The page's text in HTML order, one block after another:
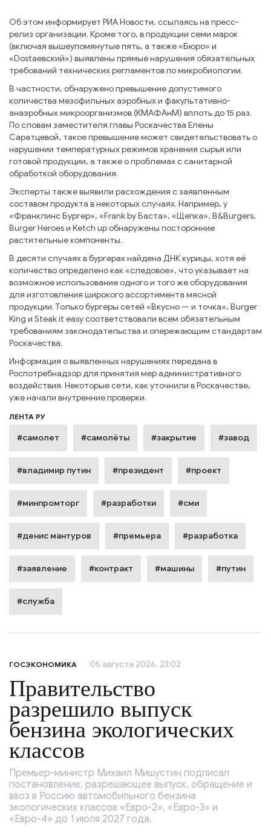
Об этом информирует РИА Новости, ссылаясь на пресс-
релиз организации. Кроме того, в продукции семи марок
(включая вышеупомянутые пять, а также «Бюро» и
«Dostaевский») выявлены прямые нарушения обязательных
требований технических регламентов по микробиологии.
В частности, обнаружено превышение допустимого
количества мезофильных аэробных и факультативно-
анаэробных микроорганизмов (КМАФАнМ) вплоть до 15 раз.
По словам заместителя главы Роскачества Елены
Саратцевой, такое превышение может свидетельствовать о
нарушении температурных режимов хранения сырья или
готовой продукции, а также о проблемах с санитарной
обработкой оборудования.
Эксперты также выявили расхождения с заявленным
составом продукта в некоторых случаях. Например, у
«Франклинс Бургер», «Frank by Баста», «Щепка», B&Burgers,
Burger Heroes и Ketch up обнаружены посторонние
растительные компоненты.
В десяти случаях в бургерах найдена ДНК курицы, хотя её
количество определено как «следовое», что указывает на
возможное использование одного и того же оборудования
для изготовления широкого ассортимента мясной
продукции. Только бургеры сетей «Вкусно — и точка», Burger
King и Steak it easy соответствовали всем обязательным
требованиям законодательства и опережающим стандартам
Роскачества.
Информация о выявленных нарушениях передана в
Роспотребнадзор для принятия мер административного
воздействия. Некоторые сети, как уточнили в Роскачестве,
уже начали внутренние проверки.
ЛЕНТА РУ
#самолет #самолёты #закрытие #завод
#владимир путин #президент #проект
#минпромторг #разработки #сми
#денис мантуров #премьера #разработка
#заявление #контракт #машины #путин
#служба
ГОСЭКОНОМИКА 05 августа 2026, 23:02
Правительство
разрешило выпуск
бензина экологических
классов
Премьер-министр Михаил Мишустин подписал
постановление, разрешающее выпуск, обращение и
ввоз в Россию автомобильного бензина
экологических классов «Евро-2», «Евро-3» и
«Евро-4» до 1 июля 2027 года.